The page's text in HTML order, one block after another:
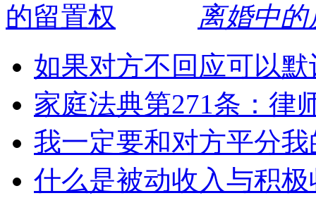
离婚中
如果对方不回应可以
家庭法典第271条：律
我一定要和对方平分
什么是被动收入与积